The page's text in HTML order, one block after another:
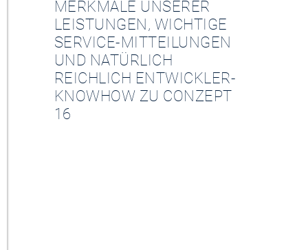
MERKMALE UNSERER
LEISTUNGEN, WICHTIGE
SERVICE-MITTEILUNGEN
UND NATÜRLICH
REICHLICH ENTWICKLER-
KNOWHOW ZU CONZEPT
16